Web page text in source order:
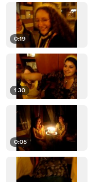
0:19
1:30
0:05